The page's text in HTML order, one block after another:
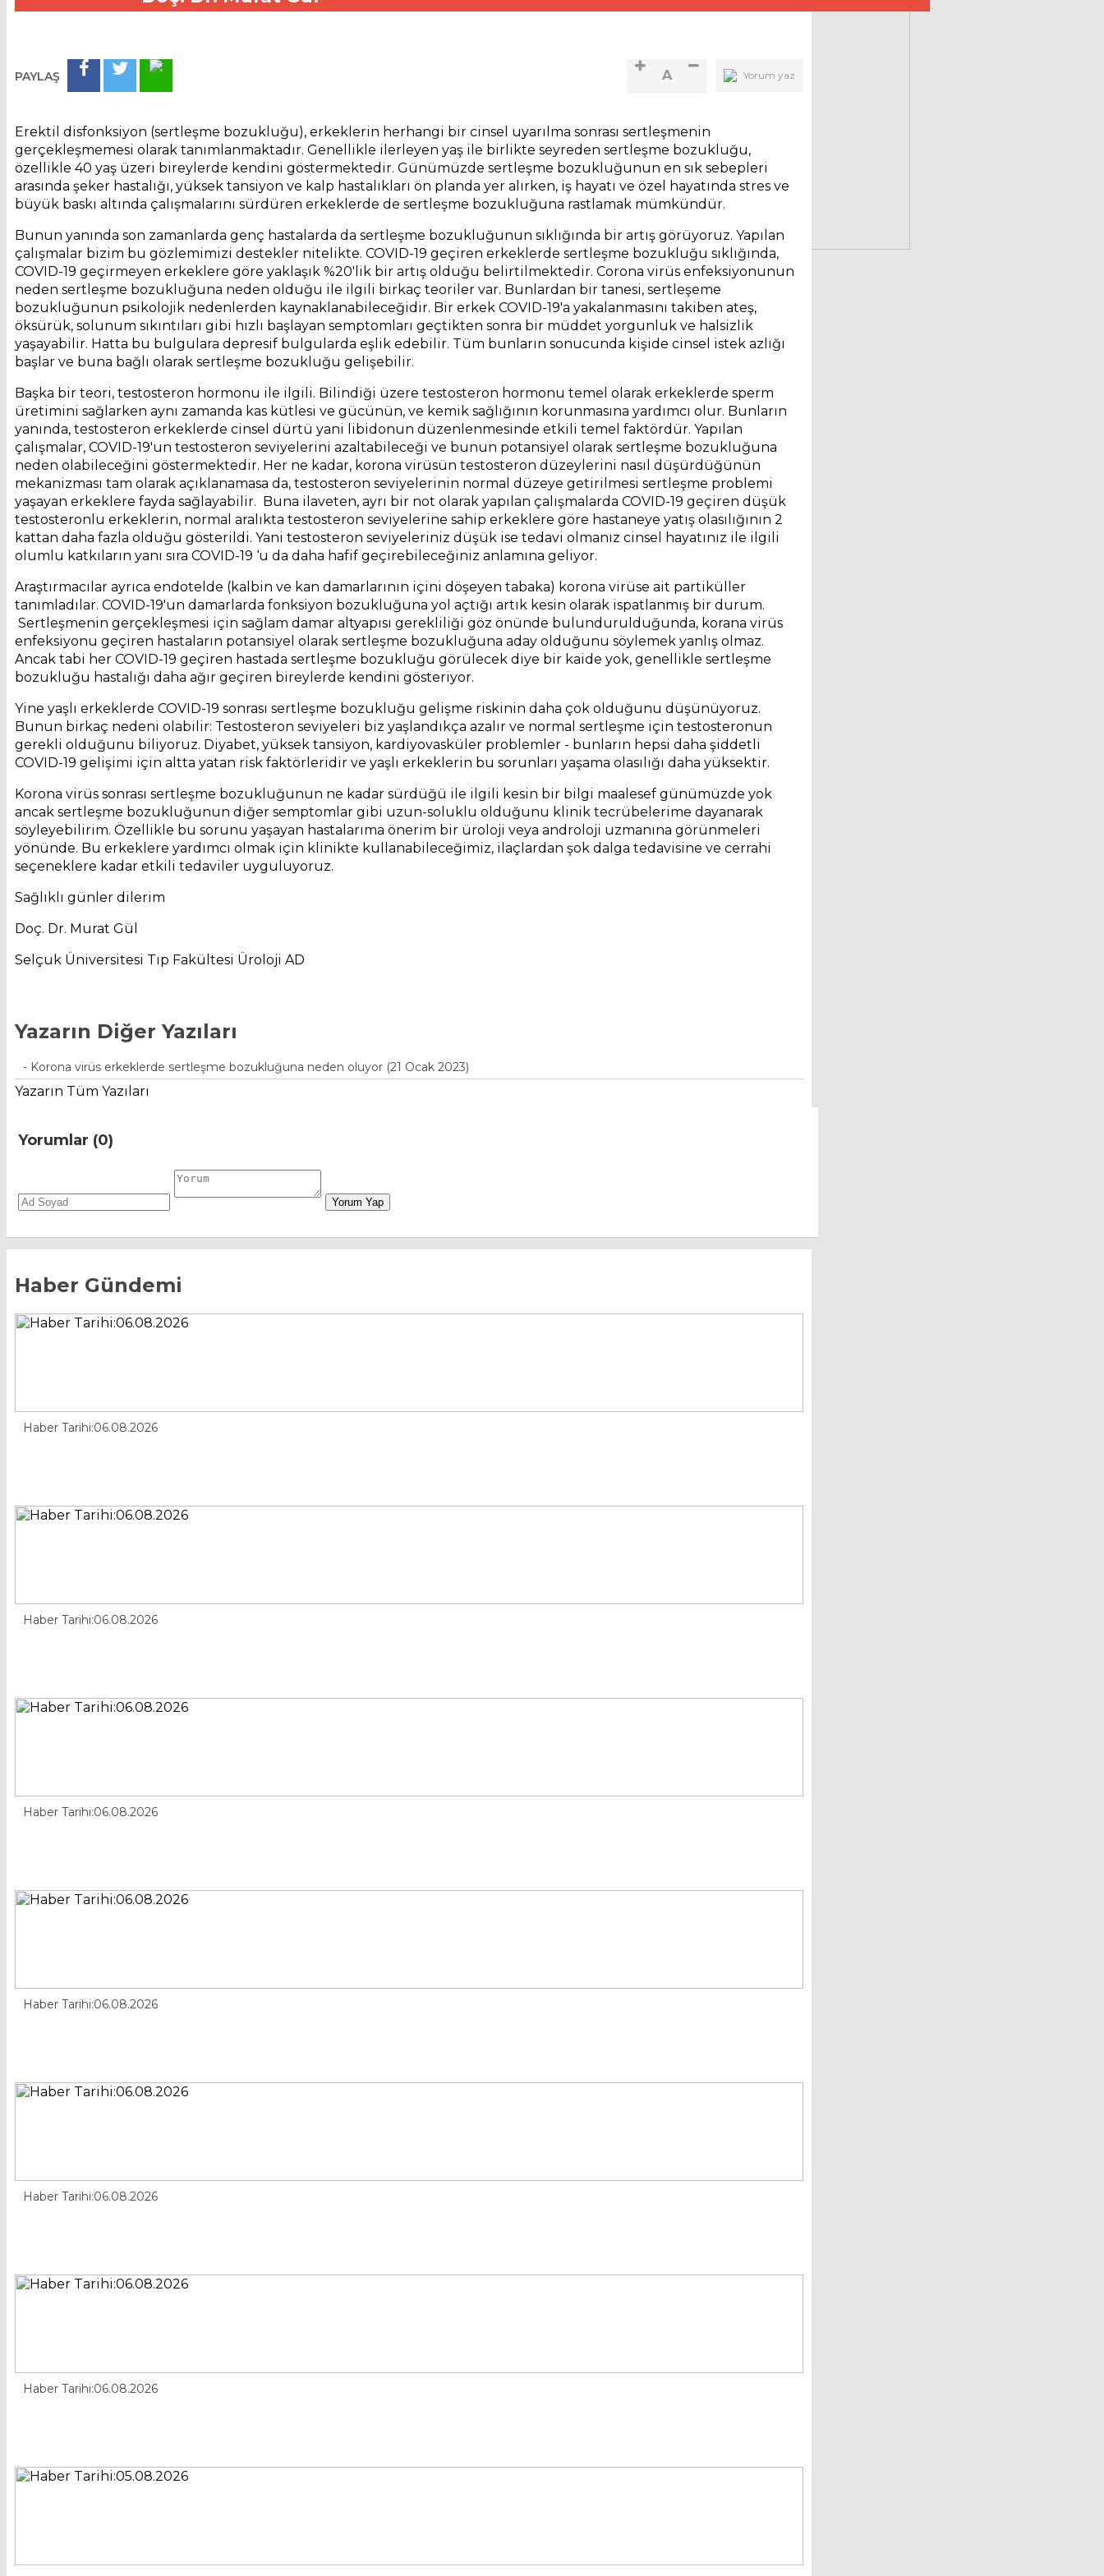
PAYLAŞ Yorum yaz
A
Erektil disfonksiyon (sertleşme bozukluğu), erkeklerin herhangi bir cinsel uyarılma sonrası sertleşmenin
gerçekleşmemesi olarak tanımlanmaktadır. Genellikle ilerleyen yaş ile birlikte seyreden sertleşme bozukluğu,
özellikle 40 yaş üzeri bireylerde kendini göstermektedir. Günümüzde sertleşme bozukluğunun en sık sebepleri
arasında şeker hastalığı, yüksek tansiyon ve kalp hastalıkları ön planda yer alırken, iş hayatı ve özel hayatında stres ve
büyük baskı altında çalışmalarını sürdüren erkeklerde de sertleşme bozukluğuna rastlamak mümkündür.
Bunun yanında son zamanlarda genç hastalarda da sertleşme bozukluğunun sıklığında bir artış görüyoruz. Yapılan
çalışmalar bizim bu gözlemimizi destekler nitelikte. COVID-19 geçiren erkeklerde sertleşme bozukluğu sıklığında,
COVID-19 geçirmeyen erkeklere göre yaklaşık %20'lik bir artış olduğu belirtilmektedir. Corona virüs enfeksiyonunun
neden sertleşme bozukluğuna neden olduğu ile ilgili birkaç teoriler var. Bunlardan bir tanesi, sertleşeme
bozukluğunun psikolojik nedenlerden kaynaklanabileceğidir. Bir erkek COVID-19'a yakalanmasını takiben ateş,
öksürük, solunum sıkıntıları gibi hızlı başlayan semptomları geçtikten sonra bir müddet yorgunluk ve halsizlik
yaşayabilir. Hatta bu bulgulara depresif bulgularda eşlik edebilir. Tüm bunların sonucunda kişide cinsel istek azlığı
başlar ve buna bağlı olarak sertleşme bozukluğu gelişebilir.
Başka bir teori, testosteron hormonu ile ilgili. Bilindiği üzere testosteron hormonu temel olarak erkeklerde sperm
üretimini sağlarken aynı zamanda kas kütlesi ve gücünün, ve kemik sağlığının korunmasına yardımcı olur. Bunların
yanında, testosteron erkeklerde cinsel dürtü yani libidonun düzenlenmesinde etkili temel faktördür. Yapılan
çalışmalar, COVID-19'un testosteron seviyelerini azaltabileceği ve bunun potansiyel olarak sertleşme bozukluğuna
neden olabileceğini göstermektedir. Her ne kadar, korona virüsün testosteron düzeylerini nasıl düşürdüğünün
mekanizması tam olarak açıklanamasa da, testosteron seviyelerinin normal düzeye getirilmesi sertleşme problemi
yaşayan erkeklere fayda sağlayabilir. Buna ilaveten, ayrı bir not olarak yapılan çalışmalarda COVID-19 geçiren düşük
testosteronlu erkeklerin, normal aralıkta testosteron seviyelerine sahip erkeklere göre hastaneye yatış olasılığının 2
kattan daha fazla olduğu gösterildi. Yani testosteron seviyeleriniz düşük ise tedavi olmanız cinsel hayatınız ile ilgili
olumlu katkıların yanı sıra COVID-19 ‘u da daha hafif geçirebileceğiniz anlamına geliyor.
Araştırmacılar ayrıca endotelde (kalbin ve kan damarlarının içini döşeyen tabaka) korona virüse ait partiküller
tanımladılar. COVID-19'un damarlarda fonksiyon bozukluğuna yol açtığı artık kesin olarak ispatlanmış bir durum.
Sertleşmenin gerçekleşmesi için sağlam damar altyapısı gerekliliği göz önünde bulundurulduğunda, korana virüs
enfeksiyonu geçiren hastaların potansiyel olarak sertleşme bozukluğuna aday olduğunu söylemek yanlış olmaz.
Ancak tabi her COVID-19 geçiren hastada sertleşme bozukluğu görülecek diye bir kaide yok, genellikle sertleşme
bozukluğu hastalığı daha ağır geçiren bireylerde kendini gösteriyor.
Yine yaşlı erkeklerde COVID-19 sonrası sertleşme bozukluğu gelişme riskinin daha çok olduğunu düşünüyoruz.
Bunun birkaç nedeni olabilir: Testosteron seviyeleri biz yaşlandıkça azalır ve normal sertleşme için testosteronun
gerekli olduğunu biliyoruz. Diyabet, yüksek tansiyon, kardiyovasküler problemler - bunların hepsi daha şiddetli
COVID-19 gelişimi için altta yatan risk faktörleridir ve yaşlı erkeklerin bu sorunları yaşama olasılığı daha yüksektir.
Korona virüs sonrası sertleşme bozukluğunun ne kadar sürdüğü ile ilgili kesin bir bilgi maalesef günümüzde yok
ancak sertleşme bozukluğunun diğer semptomlar gibi uzun-soluklu olduğunu klinik tecrübelerime dayanarak
söyleyebilirim. Özellikle bu sorunu yaşayan hastalarıma önerim bir üroloji veya androloji uzmanına görünmeleri
yönünde. Bu erkeklere yardımcı olmak için klinikte kullanabileceğimiz, ilaçlardan şok dalga tedavisine ve cerrahi
seçeneklere kadar etkili tedaviler uyguluyoruz.
Sağlıklı günler dilerim
Doç. Dr. Murat Gül
Selçuk Üniversitesi Tıp Fakültesi Üroloji AD
Yazarın Diğer Yazıları
- Korona virüs erkeklerde sertleşme bozukluğuna neden oluyor (21 Ocak 2023)
Yazarın Tüm Yazıları
Yorumlar (0)
Haber Gündemi
Haber Tarihi:06.08.2026
Haber Tarihi:06.08.2026
Haber Tarihi:06.08.2026
Haber Tarihi:06.08.2026
Haber Tarihi:06.08.2026
Haber Tarihi:06.08.2026